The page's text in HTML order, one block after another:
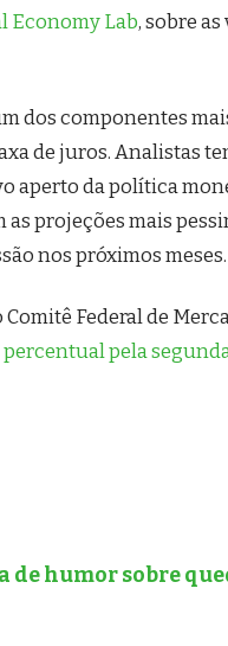
Economy Lab, sobre
dos componentes
de juros. Analistas
aperto da política
projeções mais
nos próximos meses.
Federal de
pela
de humor sobre